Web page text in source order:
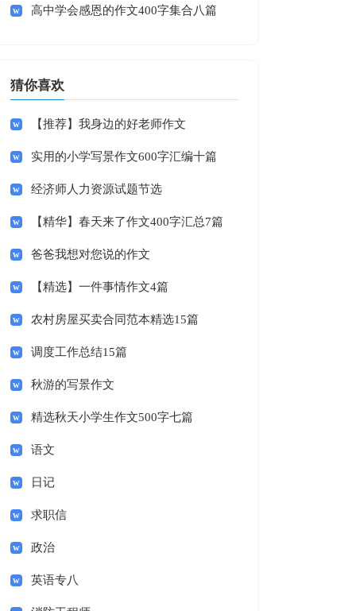
高中学会感恩的作文400字集合八篇
猜你喜欢
【推荐】我身边的好老师作文
实用的小学写景作文600字汇编十篇
经济师人力资源试题节选
【精华】春天来了作文400字汇总7篇
爸爸我想对您说的作文
【精选】一件事情作文4篇
农村房屋买卖合同范本精选15篇
调度工作总结15篇
秋游的写景作文
精选秋天小学生作文500字七篇
语文
日记
求职信
政治
英语专八